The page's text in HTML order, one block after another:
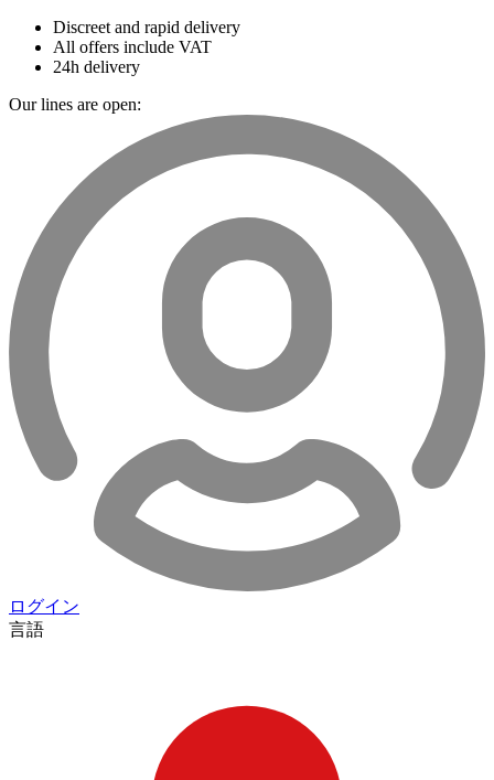
Discreet and rapid delivery
All offers include VAT
24h delivery
Our lines are open:
ログイン
言語